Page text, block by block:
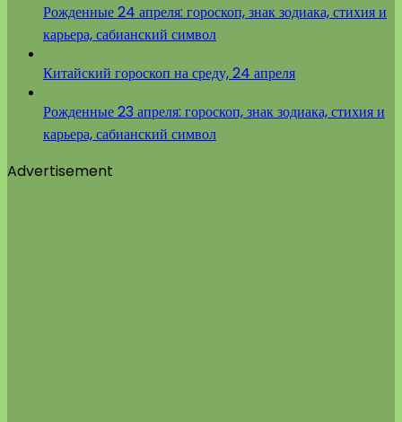
Рожденные 24 апреля: гороскоп, знак зодиака, стихия и
карьера, сабианский символ
Китайский гороскоп на среду, 24 апреля
Рожденные 23 апреля: гороскоп, знак зодиака, стихия и
карьера, сабианский символ
Advertisement